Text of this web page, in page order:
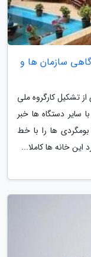
سازمان ها و
تشکیل کارگروه ملی
سایر دستگاه ها خبر
ها را با خط
خانه ها کاملا...